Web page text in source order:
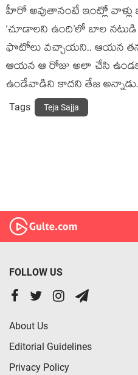
హీరో అవుతానంటే ఇంట్లో
‘చూడాలని ఉంది’లో బాల
ఫొటోలు వచ్చాయని.. ఆయన
ఆయన ఆ రోజు అలా చేసి
ఉండేవాడిని కాదని తేజ అన్నాడు.
Tags Teja Sajja
FOLLOW US
About Us
Editorial Guidelines
Privacy Policy